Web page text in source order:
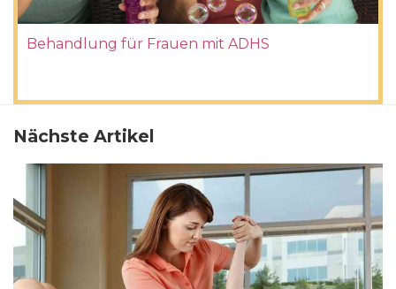
Behandlung für Frauen mit ADHS
Nächste Artikel